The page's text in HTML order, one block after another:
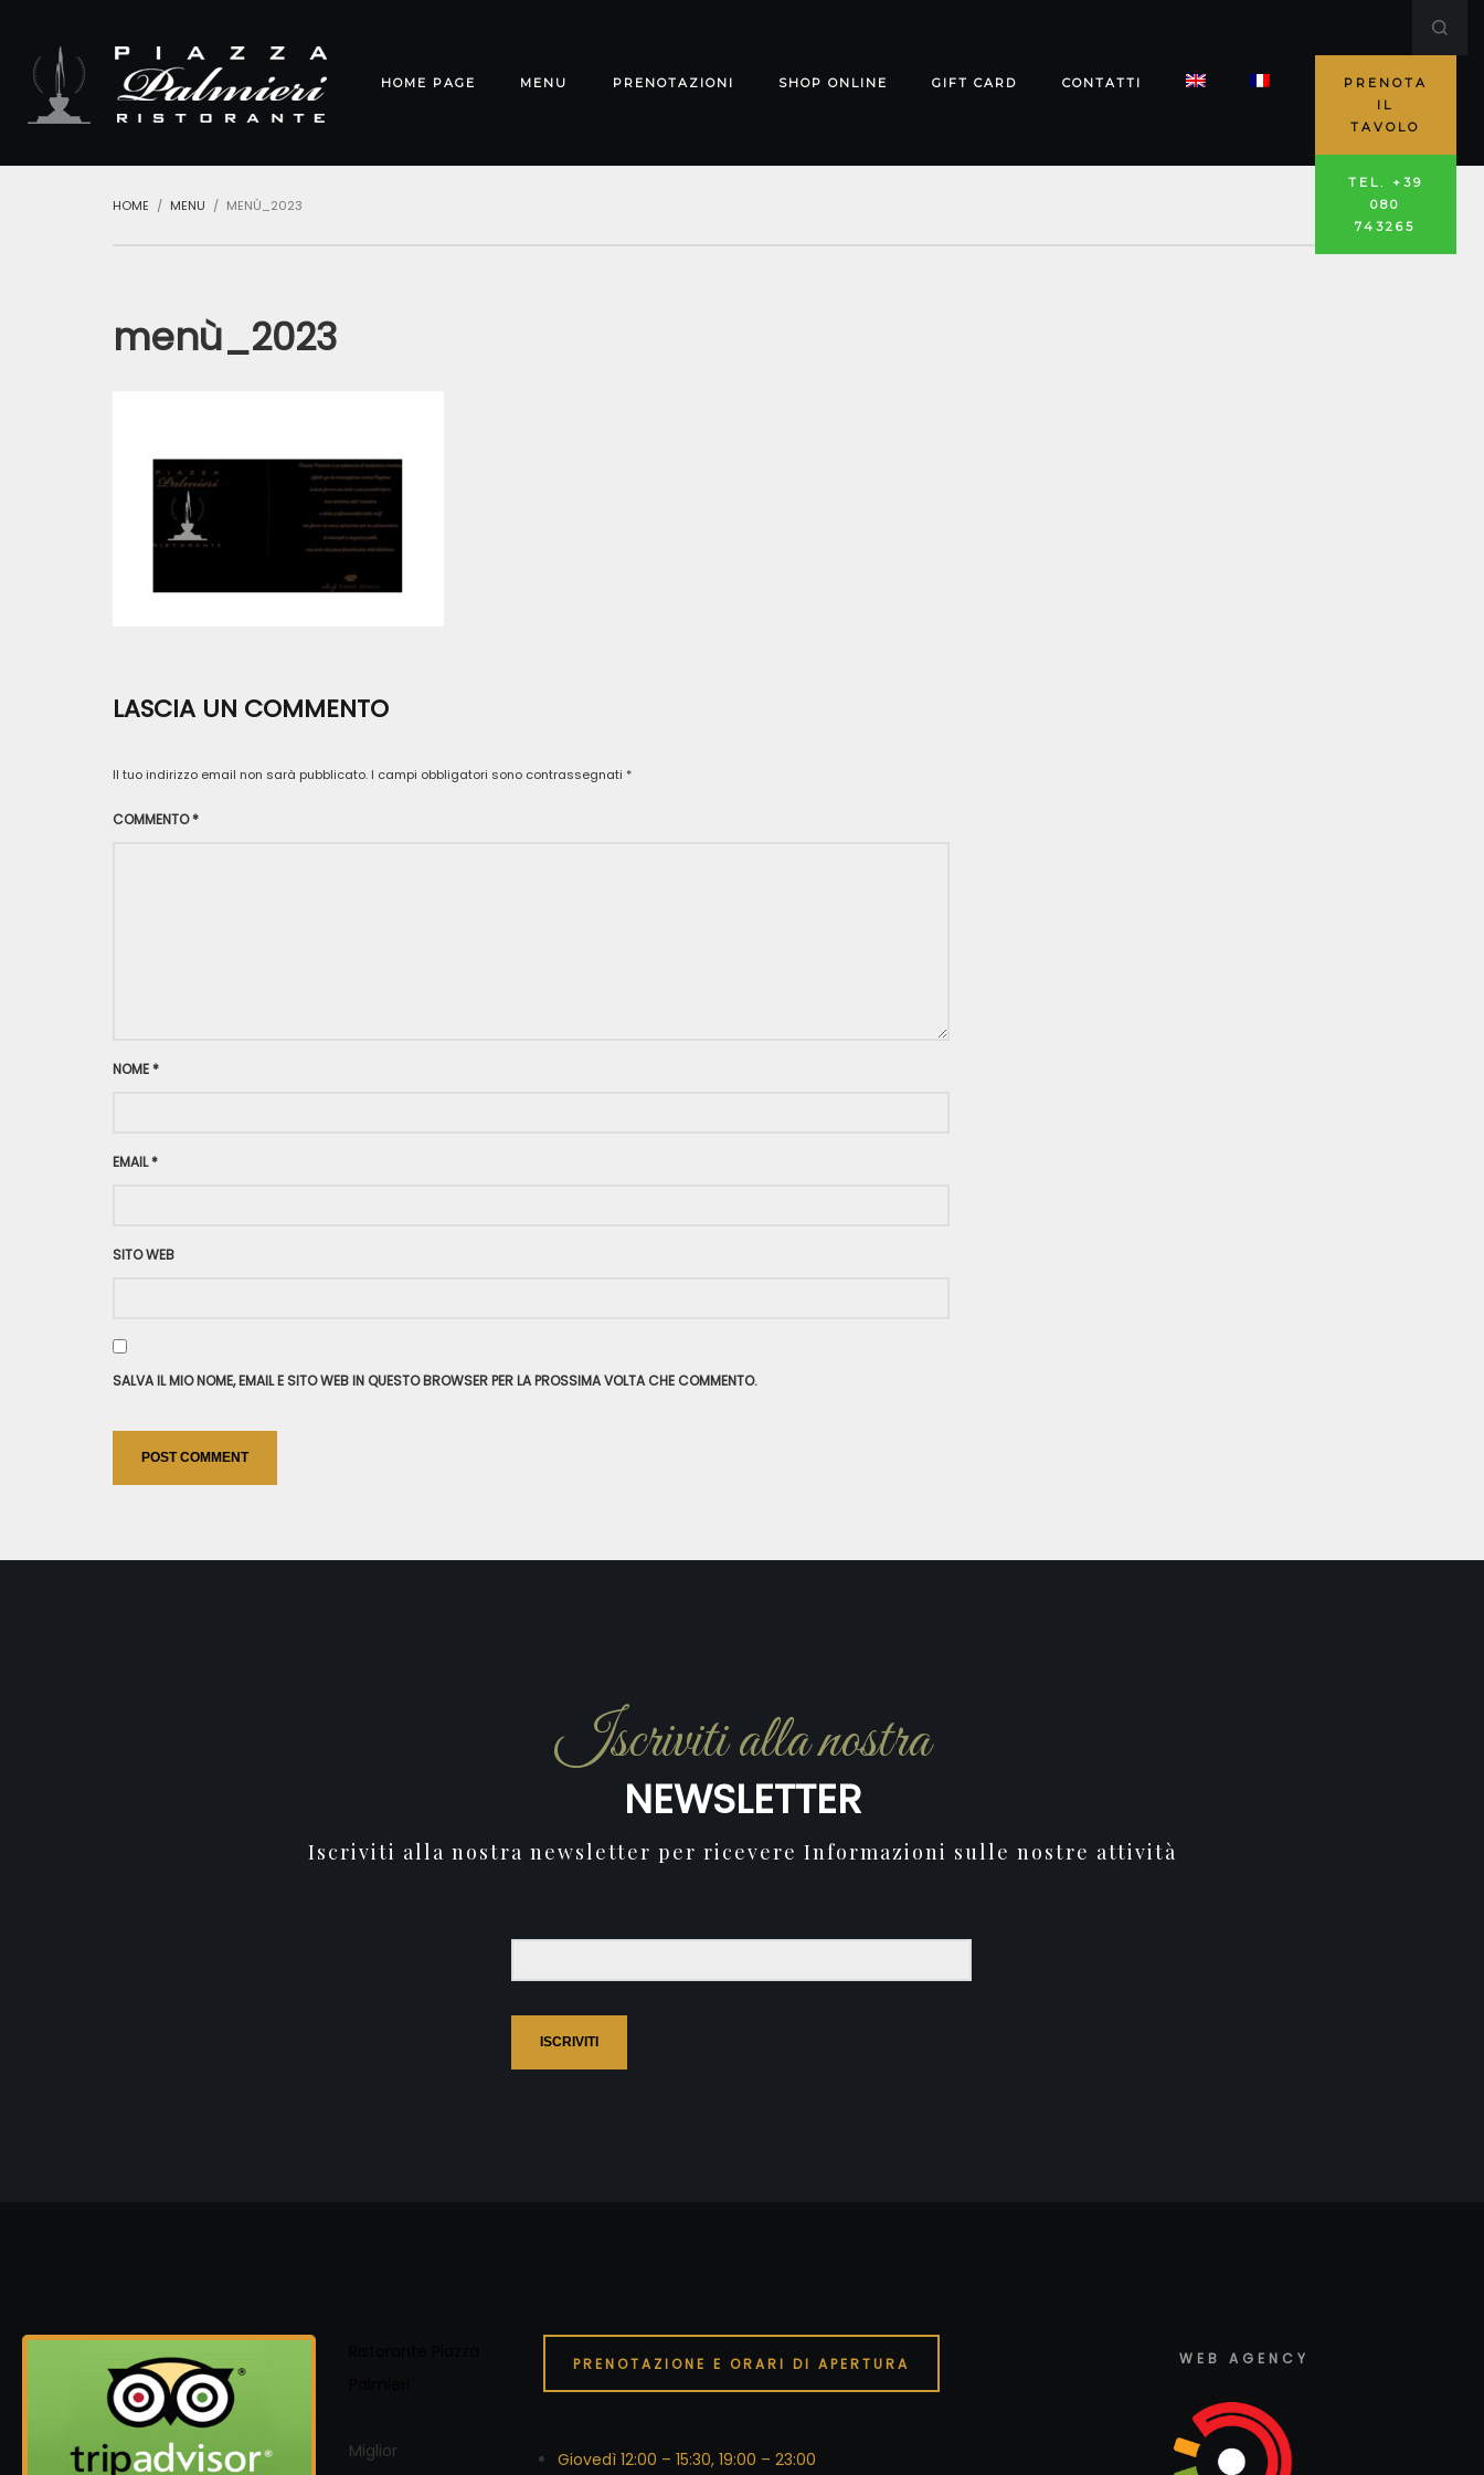
HOME PAGE MENU PRENOTAZIONI SHOP ONLINE GIFT CARD CONTATTI
PRENOTA
IL
TAVOLO
TEL. +39
080
743265
HOME MENU MENÙ_2023
menù_2023
LASCIA UN COMMENTO
Il tuo indirizzo email non sarà pubblicato. I campi obbligatori sono contrassegnati *
COMMENTO*
NOME*
EMAIL*
SITO WEB
SALVA IL MIO NOME, EMAIL E SITO WEB IN QUESTO BROWSER PER LA PROSSIMA VOLTA CHE COMMENTO.
Iscriviti alla nostra
NEWSLETTER
Iscriviti alla nostra newsletter per ricevere Informazioni sulle nostre attività
ISCRIVITI
Miglior
PRENOTAZIONE E ORARI DI APERTURA
Giovedì 12:00 – 15:30, 19:00 – 23:00
WEB AGENCY